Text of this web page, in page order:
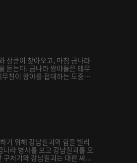
상쿤이 찾아오고, 마침 금나라
듣는다. 금나라 왕야들은 테무
친이 왕야를 접대하는 도중
기 위해 강남칠괴의 힘을 빌리
나라 병사를 보고 강남칠괴를 오
구처기와 강남칠괴는 대판 싸...